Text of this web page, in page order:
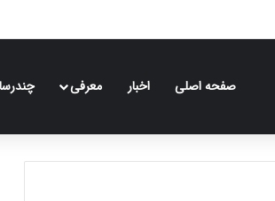
صفحه اصلی اخبار معرفی